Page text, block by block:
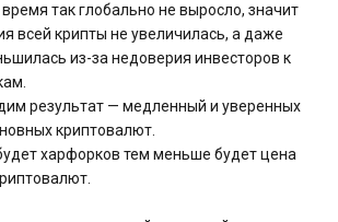
время так глобально не выросло, значит
всей крипты не увеличилась, а даже
из-за недоверия инвесторов к
результат — медленный и уверенных
криптовалют.
харфорков тем меньше будет цена